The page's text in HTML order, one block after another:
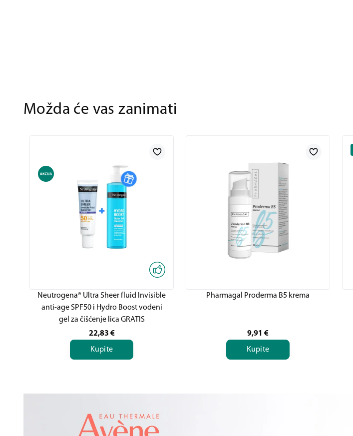
Možda će vas zanimati
Neutrogena® Ultra Sheer fluid Invisible
anti-age SPF50 i Hydro Boost vodeni
gel za čišćenje lica GRATIS
22,83 €
Kupite
Pharmagal Proderma B5 krema
9,91 €
Kupite